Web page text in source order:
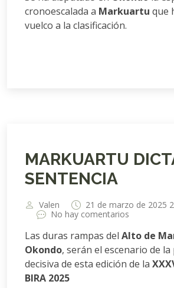
cronoescalada a Markuartu que
vuelco a la clasificación.
MARKUARTU
SENTENCIA
Valen
21 de marzo de 2025
No hay comentarios
Las duras rampas del Alto de
Okondo, serán el escenario de
decisiva de esta edición de la
BIRA 2025